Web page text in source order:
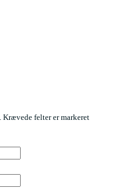
Krævede felter er markeret